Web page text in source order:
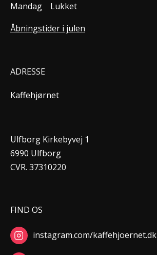
Mandag
Lukket
Åbningstider i julen
ADRESSE
Kaffehjørnet
Ulfborg Kirkebyvej 1
6990 Ulfborg
CVR. 37310220
FIND OS
instagram.com/kaffehjoernet.dk